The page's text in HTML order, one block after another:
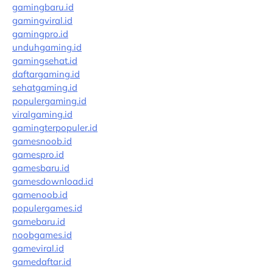
gamingbaru.id
gamingviral.id
gamingpro.id
unduhgaming.id
gamingsehat.id
daftargaming.id
sehatgaming.id
populergaming.id
viralgaming.id
gamingterpopuler.id
gamesnoob.id
gamespro.id
gamesbaru.id
gamesdownload.id
gamenoob.id
populergames.id
gamebaru.id
noobgames.id
gameviral.id
gamedaftar.id